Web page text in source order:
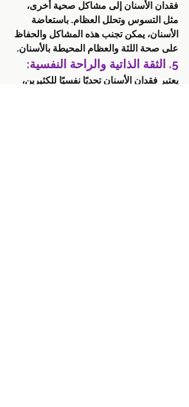
فقدان الأسنان إلى مشاكل صحية أخرى،
مثل التسوس وتحلل العظام. باستعاضة
الأسنان، يمكن تجنب هذه المشاكل والحفاظ
على صحة اللثة والعظام المحيطة بالأسنان.
5. الثقة الذاتية والراحة النفسية:
يعتبر فقدان الأسنان تحديًا نفسيًا للكثيرين،